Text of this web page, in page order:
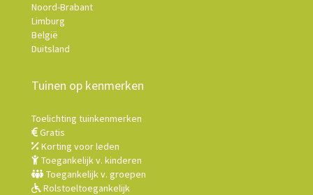
Noord-Brabant
Limburg
België
Duitsland
Tuinen op kenmerken
Toelichting tuinkenmerken
Gratis
Korting voor leden
Toegankelijk v. kinderen
Toegankelijk v. groepen
Rolstoeltoegankelijk